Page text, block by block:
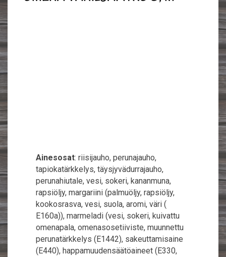
Ainesosat: riisijauho, perunajauho,
tapiokatärkkelys, täysjyvädurrajauho,
perunahiutale, vesi, sokeri, kananmuna,
rapsiöljy, margariini (palmuöljy, rapsiöljy,
kookosrasva, vesi, suola, aromi, väri (
E160a)), marmeladi (vesi, sokeri, kuivattu
omenapala, omenasosetiiviste, muunnettu
perunatärkkelys (E1442), sakeuttamisaine
(E440), happamuudensäätöaineet (E330,